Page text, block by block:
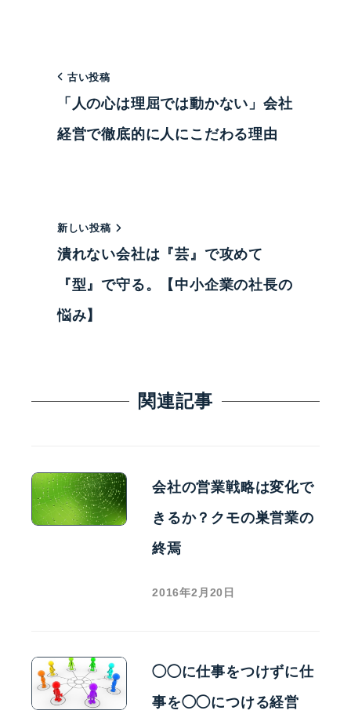
古い投稿
「人の心は理屈では動かない」会社
経営で徹底的に人にこだわる理由
新しい投稿
潰れない会社は『芸』で攻めて
『型』で守る。【中小企業の社長の
悩み】
関連記事
会社の営業戦略は変化で
きるか？クモの巣営業の
終焉
2016年2月20日
◯◯に仕事をつけずに仕
事を◯◯につける経営